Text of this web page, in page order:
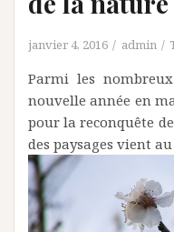
janvier 4, 2016 admin
Parmi les
nouvelle année en
pour la reconquête
des paysages vient